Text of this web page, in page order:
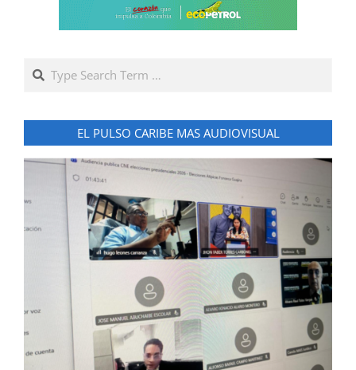
Search
EL PULSO CARIBE MAS AUDIOVISUAL